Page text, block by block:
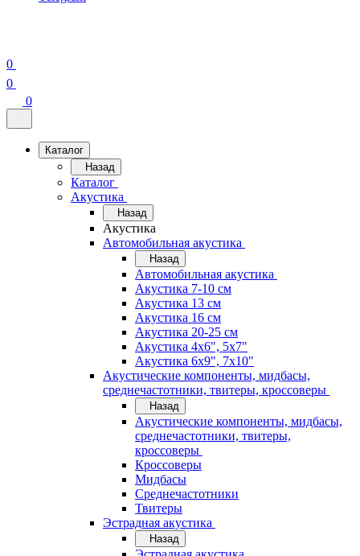
0
0
0
Каталог
Назад
Каталог
Акустика
Назад
Акустика
Автомобильная акустика
Назад
Автомобильная акустика
Акустика 7-10 см
Акустика 13 см
Акустика 16 см
Акустика 20-25 см
Акустика 4х6", 5х7"
Акустика 6х9", 7х10"
Акустические компоненты, мидбасы,
среднечастотники, твитеры, кроссоверы
Назад
Акустические компоненты, мидбасы,
среднечастотники, твитеры,
кроссоверы
Кроссоверы
Мидбасы
Среднечастотники
Твитеры
Эстрадная акустика
Назад